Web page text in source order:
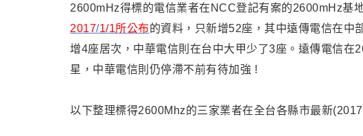
2600mHz得標的電信業者在NCC登記有案的2600mHz基
2017/1/1所公布的資料，只新增52座，其中遠傳電信在中
增4座居次，中華電信則在台中大甲少了3座。 遠傳電信在
星 ， 中華電信則仍停滯不前有待加強 !
以下整理標得2600Mhz的三家業者在全台各縣市最新